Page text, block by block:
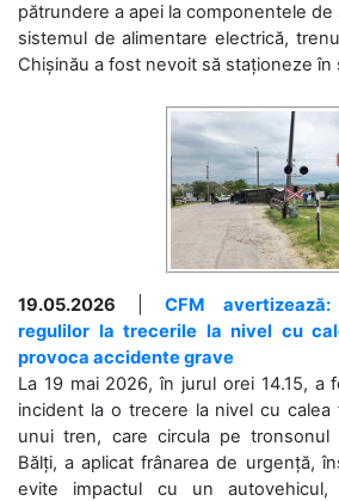
pătrundere a apei la componentele de
sistemul de alimentare electrică,
Chișinău a fost nevoit să staționeze în
19.05.2026
CFM
regulilor la trecerile la nivel cu
provoca accidente grave
La 19 mai 2026, în jurul orei 14.15, a
incident la o trecere la nivel cu calea
unui tren, care circula pe tronsonul
Bălți, a aplicat frânarea de urgență,
evite impactul cu un